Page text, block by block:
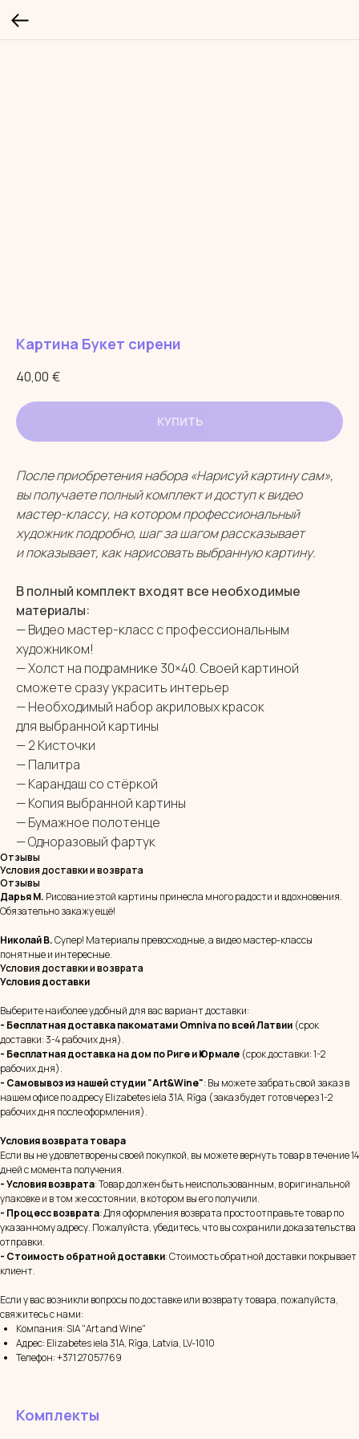
Картина Букет сирени
40,00 €
КУПИТЬ
После приобретения набора «Нарисуй картину сам»,
вы получаете полный комплект и доступ к видео
мастер-классу, на котором профессиональный
художник подробно, шаг за шагом рассказывает
и показывает, как нарисовать выбранную картину.
В полный комплект входят все необходимые
материалы:
— Видео мастер-класс с профессиональным
художником!
— Холст на подрамнике 30×40. Своей картиной
сможете сразу украсить интерьер
— Необходимый набор акриловых красок
для выбранной картины
— 2 Кисточки
— Палитра
— Карандаш со стёркой
— Копия выбранной картины
— Бумажное полотенце
— Одноразовый фартук
Отзывы
Условия доставки и возврата
Отзывы
Дарья М. Рисование этой картины принесла много радости и вдохновения.
Обязательно закажу ещё!
Николай В.Супер! Материалы превосходные, а видео мастер-классы
понятные и интересные.
Условия доставки и возврата
Условия доставки
Выберите наиболее удобный для вас вариант доставки:
- Бесплатная доставка пакоматами Omnivaпо всей Латвии (срок
доставки: 3-4 рабочих дня).
- Бесплатная доставка на дом по Риге и Юрмале (срок доставки: 1-2
рабочих дня).
- Самовывоз из нашей студии "Art&Wine": Вы можете забрать свой заказ в
нашем офисе по адресу Elizabetes iela 31A, Rīga (заказ будет готов через 1-2
рабочих дня после оформления).
Условия возврата товара
Если вы не удовлетворены своей покупкой, вы можете вернуть товар в течение 14
дней с момента получения.
- Условия возврата: Товар должен быть неиспользованным, в оригинальной
упаковке и в том же состоянии, в котором вы его получили.
- Процесс возврата: Для оформления возврата просто отправьте товар по
указанному адресу. Пожалуйста, убедитесь, что вы сохранили доказательства
отправки.
- Стоимость обратной доставки: Стоимость обратной доставки покрывает
клиент.
Если у вас возникли вопросы по доставке или возврату товара, пожалуйста,
свяжитесь с нами:
Компания: SIA "Art and Wine"
Адрес: Elizabetes iela 31A, Rīga, Latvia, LV-1010
Телефон: +371 27057769
Комплекты